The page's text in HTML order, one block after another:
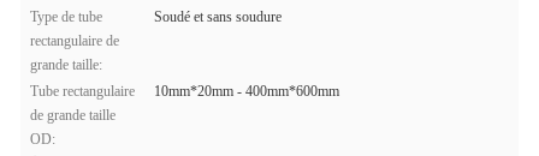
Type de tube
rectangulaire de
grande taille:
Soudé et sans soudure
Tube rectangulaire
de grande taille
OD:
10mm*20mm - 400mm*600mm